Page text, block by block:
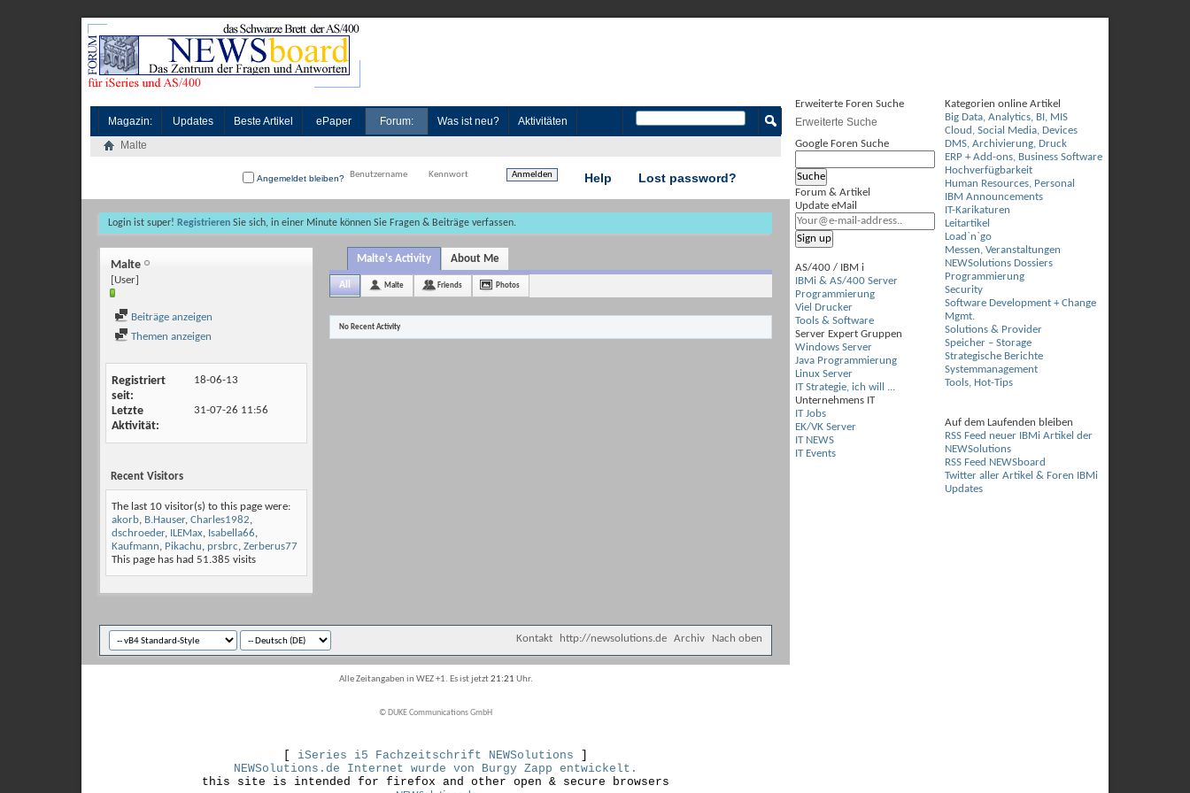
Magazin: Updates Beste Artikel ePaper Forum: Was ist neu?
Aktivitäten
Malte
Lost password?
Help
Angemeldet bleiben?
Login ist super! Registrieren Sie sich, in einer Minute können Sie Fragen & Beiträge verfassen.
Malte
[User]
Beiträge anzeigen
Themen anzeigen
Registriert
seit
18-06-13
Letzte
Aktivität
31-07-26 11:56
Recent Visitors
The last 10 visitor(s) to this page were:
akorb, B.Hauser, Charles1982,
dschroeder, ILEMax, Isabella66,
Kaufmann, Pikachu, prsbrc, Zerberus77
This page has had 51.385 visits
Malte's Activity About Me
All Malte Friends Photos
No Recent Activity
Kontakt http://newsolutions.de Archiv Nach oben
Alle Zeitangaben in WEZ +1. Es ist jetzt21:21 Uhr.
© DUKE Communications GmbH
iSeries i5 Fachzeitschrift NEWSolutions
NEWSolutions.de Internet wurde von Burgy Zapp entwickelt.
this site is intended for firefox and other open & secure browsers
Erweiterte Foren Suche
Erweiterte Suche
Google Foren Suche
Forum & Artikel
Update eMail
AS/400 / IBM i
IBMi & AS/400 Server
Programmierung
Viel Drucker
Tools & Software
Server Expert Gruppen
Windows Server
Java Programmierung
Linux Server
IT Strategie, ich will ...
Unternehmens IT
IT Jobs
EK/VK Server
IT NEWS
IT Events
Kategorien online Artikel
Big Data, Analytics, BI, MIS
Cloud, Social Media, Devices
DMS, Archivierung, Druck
ERP + Add-ons, Business Software
Hochverfügbarkeit
Human Resources, Personal
IBM Announcements
IT-Karikaturen
Leitartikel
Load`n`go
Messen, Veranstaltungen
NEWSolutions Dossiers
Programmierung
Security
Software Development + Change
Mgmt.
Solutions & Provider
Speicher – Storage
Strategische Berichte
Systemmanagement
Tools, Hot-Tips
Auf dem Laufenden bleiben
RSS Feed neuer IBMi Artikel der
NEWSolutions
RSS Feed NEWSboard
Twitter aller Artikel & Foren IBMi
Updates